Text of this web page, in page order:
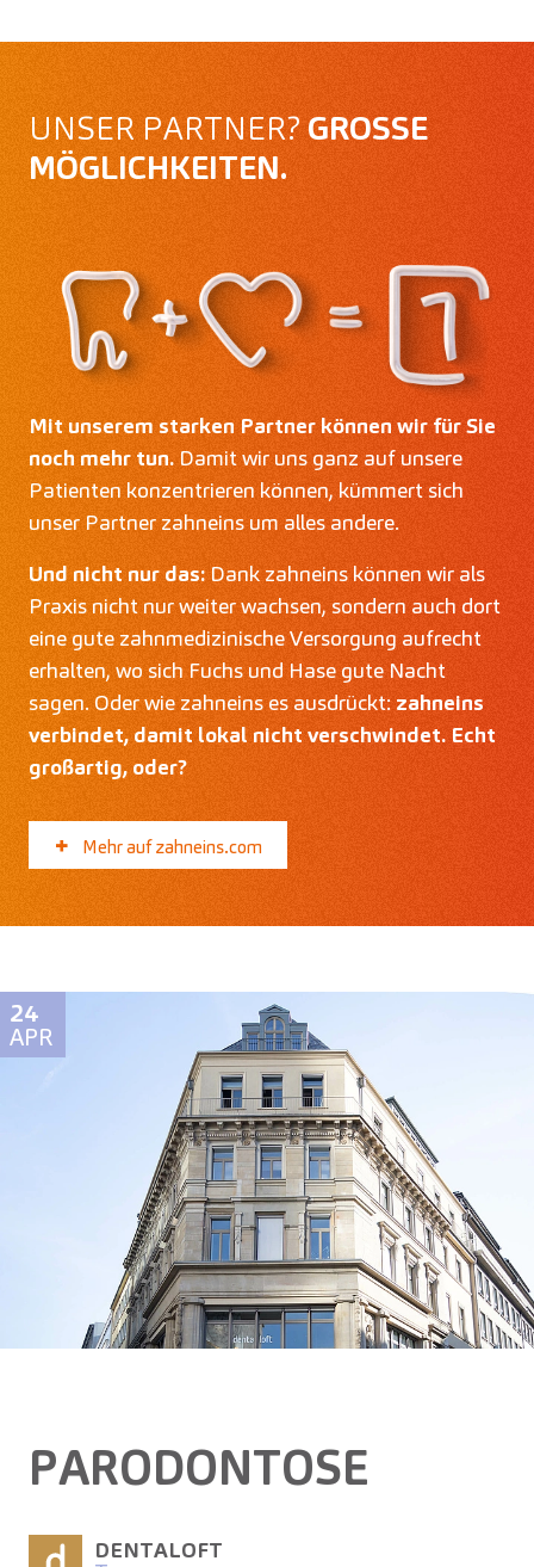
UNSER PARTNER? GROSSE M
ÖGLICHKEITEN.
Mit unserem starken Partner können wir für Sie
noch mehr tun. Damit wir uns ganz auf unsere
Patienten konzentrieren können, kümmert sich
unser Partner zahneins um alles andere.
Und nicht nur das: Dank zahneins können wir als
Praxis nicht nur weiter wachsen, sondern auch dort
eine gute zahnmedizinische Versorgung aufrecht
erhalten, wo sich Fuchs und Hase gute Nacht
sagen. Oder wie zahneins es ausdrückt: zahneins
verbindet, damit lokal nicht verschwindet. Echt
großartig, oder?
Mehr auf zahneins.com
24
APR
PARODONTOSE
DENTALOFT